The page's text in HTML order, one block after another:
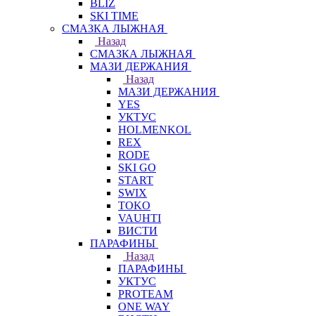
BLIZ
SKI TIME
СМАЗКА ЛЫЖНАЯ
Назад
СМАЗКА ЛЫЖНАЯ
МАЗИ ДЕРЖАНИЯ
Назад
МАЗИ ДЕРЖАНИЯ
YES
УКТУС
HOLMENKOL
REX
RODE
SKI GO
START
SWIX
TOKO
VAUHTI
ВИСТИ
ПАРАФИНЫ
Назад
ПАРАФИНЫ
УКТУС
PROTEAM
ONE WAY